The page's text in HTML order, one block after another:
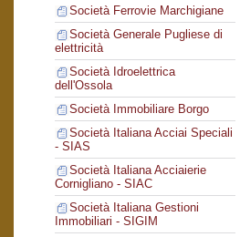
Società Ferrovie Marchigiane
Società Generale Pugliese di
elettricità
Società Idroelettrica
dell'Ossola
Società Immobiliare Borgo
Società Italiana Acciai Speciali
- SIAS
Società Italiana Acciaierie
Cornigliano - SIAC
Società Italiana Gestioni
Immobiliari - SIGIM